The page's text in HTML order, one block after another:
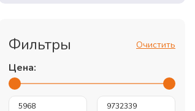
Фильтры Очистить
Цена: